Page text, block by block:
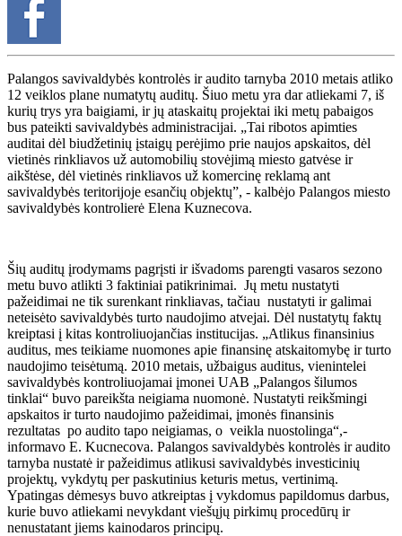
Palangos savivaldybės kontrolės ir audito tarnyba 2010 metais atliko
12 veiklos plane numatytų auditų. Šiuo metu yra dar atliekami 7, iš
kurių trys yra baigiami, ir jų ataskaitų projektai iki metų pabaigos
bus pateikti savivaldybės administracijai. „Tai ribotos apimties
auditai dėl biudžetinių įstaigų perėjimo prie naujos apskaitos, dėl
vietinės rinkliavos už automobilių stovėjimą miesto gatvėse ir
aikštėse, dėl vietinės rinkliavos už komercinę reklamą ant
savivaldybės teritorijoje esančių objektų”, - kalbėjo Palangos miesto
savivaldybės kontrolierė Elena Kuznecova.
Šių auditų įrodymams pagrįsti ir išvadoms parengti vasaros sezono
metu buvo atlikti 3 faktiniai patikrinimai. Jų metu nustatyti
pažeidimai ne tik surenkant rinkliavas, tačiau nustatyti ir galimai
neteisėto savivaldybės turto naudojimo atvejai. Dėl nustatytų faktų
kreiptasi į kitas kontroliuojančias institucijas. „Atlikus finansinius
auditus, mes teikiame nuomones apie finansinę atskaitomybę ir turto
naudojimo teisėtumą. 2010 metais, užbaigus auditus, vienintelei
savivaldybės kontroliuojamai įmonei UAB „Palangos šilumos
tinklai“ buvo pareikšta neigiama nuomonė. Nustatyti reikšmingi
apskaitos ir turto naudojimo pažeidimai, įmonės finansinis
rezultatas po audito tapo neigiamas, o veikla nuostolinga“,-
informavo E. Kucnecova. Palangos savivaldybės kontrolės ir audito
tarnyba nustatė ir pažeidimus atlikusi savivaldybės investicinių
projektų, vykdytų per paskutinius keturis metus, vertinimą.
Ypatingas dėmesys buvo atkreiptas į vykdomus papildomus darbus,
kurie buvo atliekami nevykdant viešųjų pirkimų procedūrų ir
nenustatant jiems kainodaros principų.